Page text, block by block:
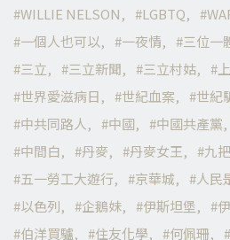
WILLIE NELSON
LGBTQ
一個人也可以
一夜情 三位一
三立
三立新聞 三立村姑
世界愛滋病日
世紀血案 世紀
中共同路人
中國 中國共產黨
中間白
丹麥 丹麥女王 九
五一勞工大遊行
京華城 人民
以色列
企鵝妹 伊斯坦堡
伯洋買驢
住友化學 何佩珊